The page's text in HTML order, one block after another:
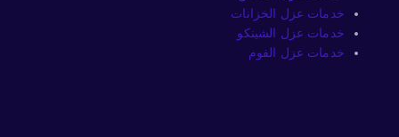
خدمات عزل الخزانات
خدمات عزل الشينكو
خدمات عزل الفوم